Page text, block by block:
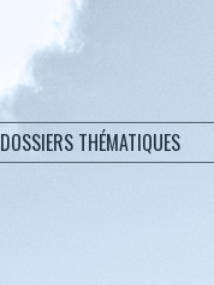
DOSSIERS THÉMATIQUES